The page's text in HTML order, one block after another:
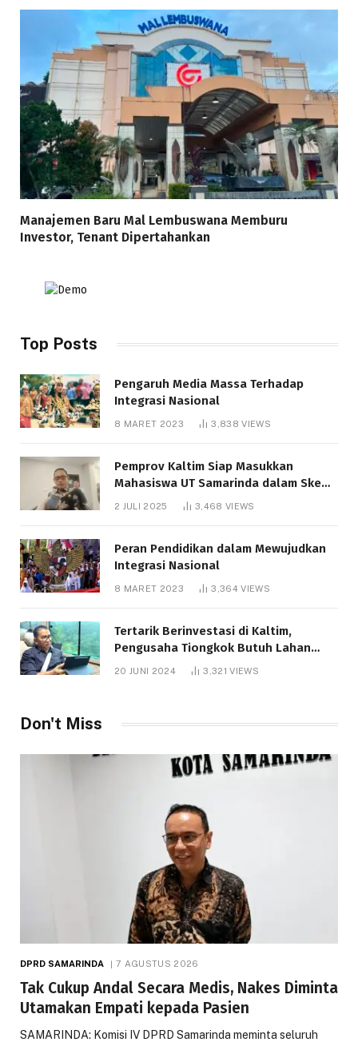
Manajemen Baru Mal Lembuswana Memburu
Investor, Tenant Dipertahankan
Top Posts
Pengaruh Media Massa Terhadap
Integrasi Nasional
8 MARET 2023 3,838VIEWS
Pemprov Kaltim Siap Masukkan
Mahasiswa UT Samarinda dalam Skema
Bantuan Pendidikan Gratispol
2 JULI 2025 3,468 VIEWS
Peran Pendidikan dalam Mewujudkan
Integrasi Nasional
8 MARET 2023 3,364VIEWS
Tertarik Berinvestasi di Kaltim,
Pengusaha Tiongkok Butuh Lahan
1.000 Hektare
20 JUNI 2024 3,321VIEWS
Don't Miss
DPRD SAMARINDA 7 AGUSTUS 2026
Tak Cukup Andal Secara Medis, Nakes Diminta
Utamakan Empati kepada Pasien
SAMARINDA: Komisi IV DPRD Samarinda meminta seluruh